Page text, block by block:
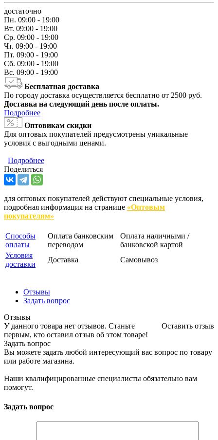
достаточно
Пн. 09:00 - 19:00
Вт. 09:00 - 19:00
Ср. 09:00 - 19:00
Чт. 09:00 - 19:00
Пт. 09:00 - 19:00
Сб. 09:00 - 19:00
Вс. 09:00 - 19:00
Бесплатная доставка
По городу доставка осуществляется бесплатно от 2500 руб.
Доставка на следующий день после оплаты.
Подробнее
Оптовикам скидки
Для оптовых покупателей предусмотрены уникальные
условия с выгодными ценами.
Подробнее
Поделиться
для оптовых покупателей действуют специальные условия,
подробная информация на странице «Оптовым
покупателям»
Способы
оплаты
Оплата банковским
переводом
Оплата наличными /
банковской картой
Условия
доставки
Доставка Самовывоз
Отзывы
Задать вопрос
Отзывы
Оставить отзыв
У данного товара нет отзывов. Станьте
первым, кто оставил отзыв об этом товаре!
Задать вопрос
Вы можете задать любой интересующий вас вопрос по товару
или работе магазина.
Наши квалифицированные специалисты обязательно вам
помогут.
Задать вопрос